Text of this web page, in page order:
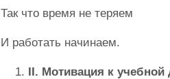
Так что время не теряем
И работать начинаем.
II. Мотивация к учебной